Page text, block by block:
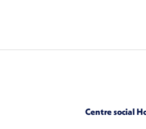
Centre social